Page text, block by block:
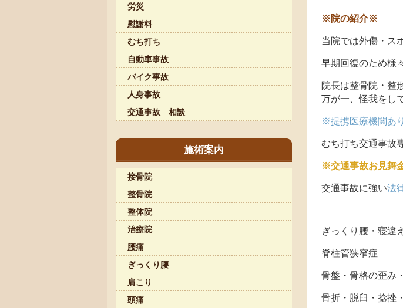
※院の紹介※
当院では外傷・ス
早期回復のため様
院長は整骨院・整
万が一、怪我をし
※提携医療機関あり
むち打ち交通事故
※交通事故お見舞
交通事故に強い法
ぎっくり腰・寝違
脊柱管狭窄症
骨盤・骨格の歪み
骨折・脱臼・捻挫
労災
慰謝料
むち打ち
自動車事故
バイク事故
人身事故
交通事故 相談
施術案内
接骨院
整骨院
整体院
治療院
腰痛
ぎっくり腰
肩こり
頭痛